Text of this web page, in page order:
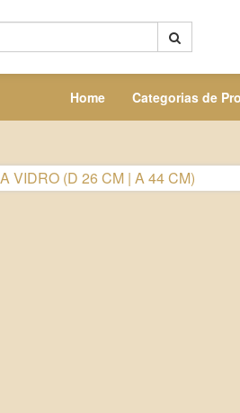
Home Categorias de